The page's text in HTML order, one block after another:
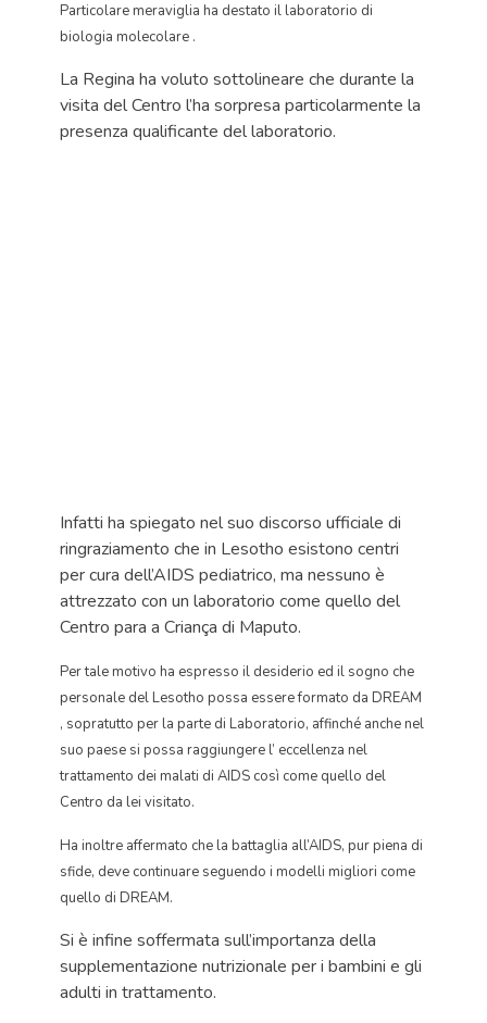
Particolare meraviglia ha destato il laboratorio di
biologia molecolare .
La Regina ha voluto sottolineare che durante la
visita del Centro l’ha sorpresa particolarmente la
presenza qualificante del laboratorio.
Infatti ha spiegato nel suo discorso ufficiale di
ringraziamento che in Lesotho esistono centri
per cura dell’AIDS pediatrico, ma nessuno è
attrezzato con un laboratorio come quello del
Centro para a Criança di Maputo.
Per tale motivo ha espresso il desiderio ed il sogno che
personale del Lesotho possa essere formato da DREAM
, sopratutto per la parte di Laboratorio, affinché anche nel
suo paese si possa raggiungere l’ eccellenza nel
trattamento dei malati di AIDS così come quello del
Centro da lei visitato.
Ha inoltre affermato che la battaglia all’AIDS, pur piena di
sfide, deve continuare seguendo i modelli migliori come
quello di DREAM.
Si è infine soffermata sull’importanza della
supplementazione nutrizionale per i bambini e gli
adulti in trattamento.